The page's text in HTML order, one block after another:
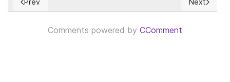
Previous article: Participatory democracy is a call for more
Prev Next
Next
Comments powered by CComment